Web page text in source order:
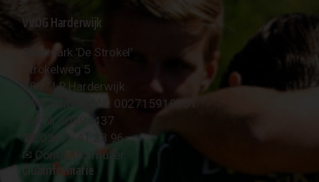
VVOG Harderwijk
Sportpark 'De Strokel'
Strokelweg 5
3847 LR Harderwijk
BTW Nummer NL 002715910B01
KvK Nr 40094437
☎︎ 0341 - 41 28 96
✉︎ Contactformulier
Clubinformatie